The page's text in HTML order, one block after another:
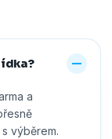
a
výběrem.